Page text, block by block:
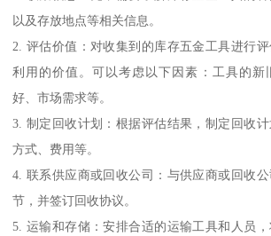
以及存放地点等相关信息。
2. 评估价值：对收集到的库存五金工具进行
利用的价值。可以考虑以下因素：工具的新
好、市场需求等。
3. 制定回收计划：根据评估结果，制定回收计
方式、费用等。
4. 联系供应商或回收公司：与供应商或回收
节，并签订回收协议。
5. 运输和存储：安排合适的运输工具和人员